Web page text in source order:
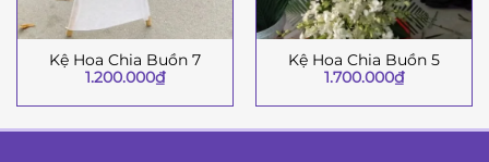
Kệ Hoa Chia Buồn 7
1.200.000₫
Kệ Hoa Chia Buồn 5
1.700.000₫